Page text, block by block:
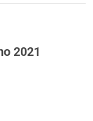
2021